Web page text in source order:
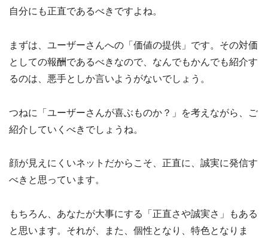
自分にも正直であるべきですよね。
まずは、ユーザーさんへの「価値の提供」です。その対価
としての報酬であるべきなので、なんでもかんでも紹介す
るのは、悪手としか言いようがないでしょう。
つねに「ユーザーさんが喜ぶものか？」を考えながら、ご
紹介していくべきでしょうね。
顔が見えにくいネットだからこそ、正直に、誠実に発信す
べきと思っています。
もちろん、あなたが大事にする「正直さや誠実さ」もある
と思います。それが、また、個性となり、特色となりま